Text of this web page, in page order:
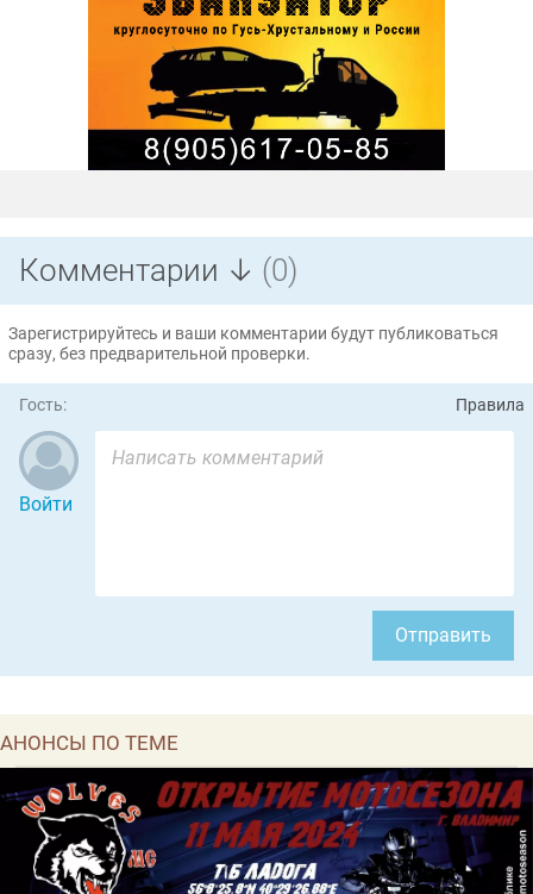
Комментарии ↓ (0)
Зарегистрируйтесь и ваши комментарии будут публиковаться
сразу, без предварительной проверки.
Гость: Правила
Войти
Отправить
АНОНСЫ ПО ТЕМЕ